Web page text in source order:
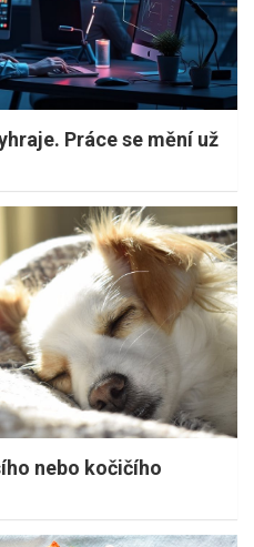
Práce se mění už
nebo kočičího